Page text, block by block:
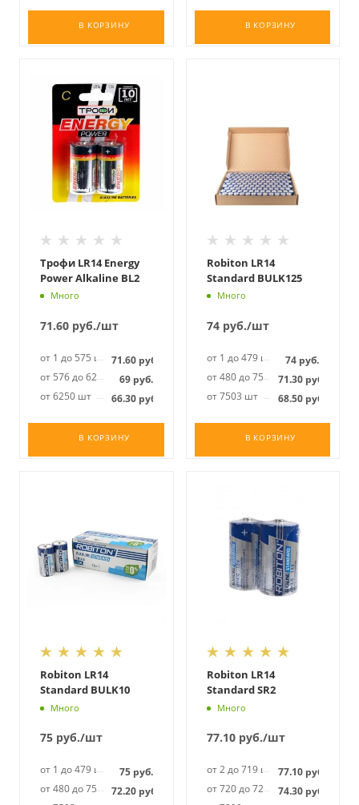
В КОРЗИНУ В КОРЗИНУ
Трофи LR14 Energy
Power Alkaline BL2
Много
71.60 руб./шт
от 1 до 575 шт 71.60 руб.
от 576 до 6249 шт69руб.
от 6250 шт
66.30 руб.
В КОРЗИНУ
Robiton LR14
Standard BULK125
Много
74руб./шт
от 1 до 479 шт 74 руб.
от 480 до 7502 шт71.30руб.
от 7503 шт
68.50руб.
В КОРЗИНУ
Robiton LR14
Standard BULK10
Много
75 руб./шт
от 1 до 479 шт 75руб.
от 480 до 7502 шт72.20 руб.
Robiton LR14
Standard SR2
Много
77.10руб./шт
от 2 до 719 шт 77.10руб.
от 720 до 7298 шт74.30руб.